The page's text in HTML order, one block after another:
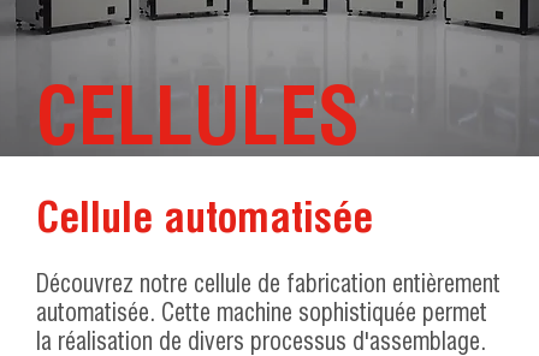
CELLULES
Cellule automatisée
Découvrez notre cellule de fabrication entièrement
automatisée. Cette machine sophistiquée permet
la réalisation de divers processus d'assemblage.